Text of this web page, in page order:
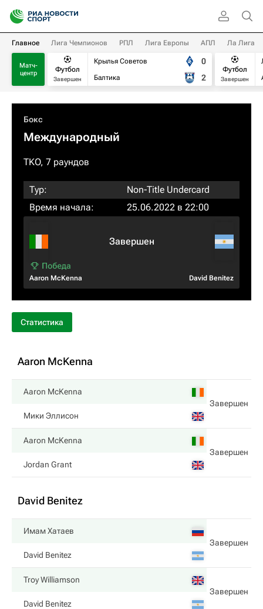
Главное Лига Чемпионов РПЛ Лига Европы АПЛ Ла Лига
Матч-
центр
Футбол
Завершен
Крылья Советов
Балтика
0
2
Футбол
Завершен
Бокс
Международный
TKO, 7 раундов
Тур:
Non-Title Undercard
Время начала:
25.06.2022 в 22:00
Aaron McKenna
Завершен
David Benitez
Статистика
Aaron McKenna
Aaron McKenna
Завершен
Мики Эллисон
Aaron McKenna
Завершен
Jordan Grant
David Benitez
Имам Хатаев
Завершен
David Benitez
Troy Williamson
Завершен
David Benitez